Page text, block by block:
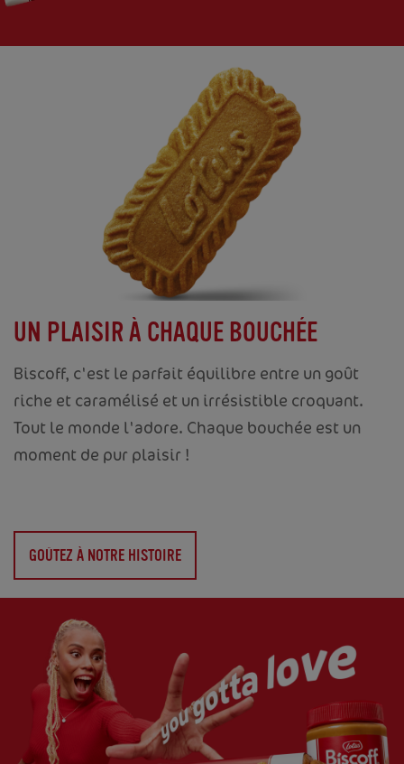
UN PLAISIR À CHAQUE BOUCHÉE
Biscoff, c'est le parfait équilibre entre un goût
riche et caramélisé et un irrésistible croquant.
Tout le monde l'adore. Chaque bouchée est un
moment de pur plaisir !
GOÛTEZ À NOTRE HISTOIRE